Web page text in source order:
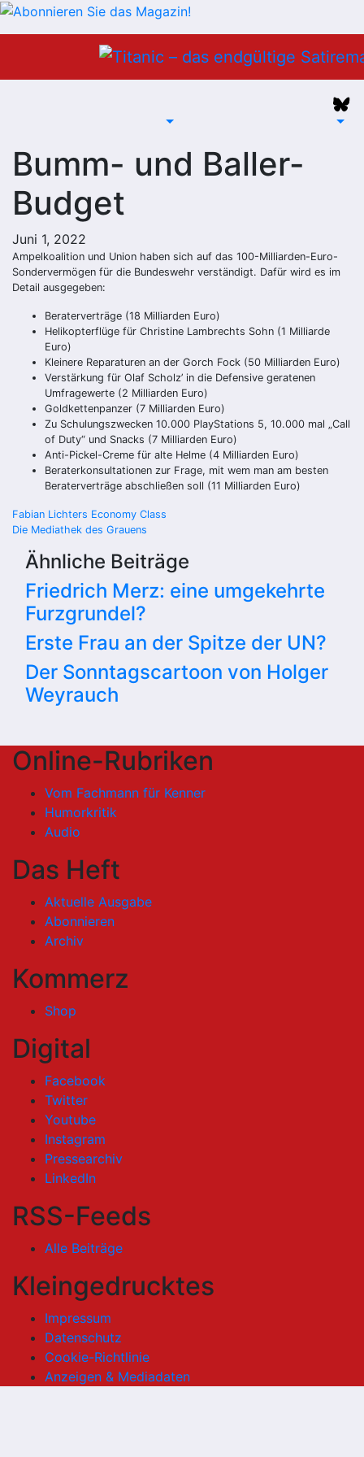
Bumm- und Baller-
Budget
Juni 1, 2022
Ampelkoalition und Union haben sich auf das 100-Milliarden-Euro-
Sondervermögen für die Bundeswehr verständigt. Dafür wird es im
Detail ausgegeben:
Beraterverträge (18 Milliarden Euro)
Helikopterflüge für Christine Lambrechts Sohn (1 Milliarde
Euro)
Kleinere Reparaturen an der Gorch Fock (50 Milliarden Euro)
Verstärkung für Olaf Scholz’ in die Defensive geratenen
Umfragewerte (2 Milliarden Euro)
Goldkettenpanzer (7 Milliarden Euro)
Zu Schulungszwecken 10.000 PlayStations 5, 10.000 mal „Call
of Duty“ und Snacks (7 Milliarden Euro)
Anti-Pickel-Creme für alte Helme (4 Milliarden Euro)
Beraterkonsultationen zur Frage, mit wem man am besten
Beraterverträge abschließen soll (11 Milliarden Euro)
Beitragsnavigation
Fabian Lichters Economy Class
Die Mediathek des Grauens
Ähnliche Beiträge
Friedrich Merz: eine umgekehrte
Furzgrundel?
Erste Frau an der Spitze der UN?
Der Sonntagscartoon von Holger
Weyrauch
Online-Rubriken
Vom Fachmann für Kenner
Humorkritik
Audio
Das Heft
Aktuelle Ausgabe
Abonnieren
Archiv
Kommerz
Shop
Digital
Facebook
Twitter
Youtube
Instagram
Pressearchiv
LinkedIn
RSS-Feeds
Alle Beiträge
Kleingedrucktes
Impressum
Datenschutz
Cookie-Richtlinie
Anzeigen & Mediadaten